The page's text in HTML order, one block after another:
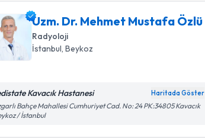
Uzm. Dr. Mehmet Mustafa Özlü
Radyoloji
İstanbul, Beykoz
Kavacık Hastanesi Haritada Göster
Bahçe Mahallesi Cumhuriyet Cad. No: 24 PK:34805 Kavacık
/ İstanbul